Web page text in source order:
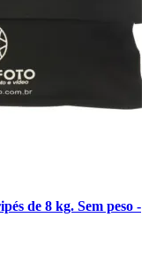
de 8 kg. Sem peso -